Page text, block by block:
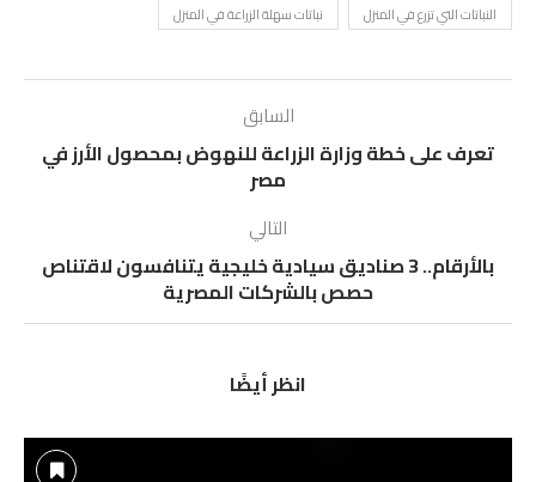
النباتات التي تزرع في المنزل نباتات سهلة الزراعة في المنزل
السابق
تعرف على خطة وزارة الزراعة للنهوض بمحصول الأرز في
مصر
التالي
بالأرقام.. 3 صناديق سيادية خليجية يتنافسون لاقتناص
حصص بالشركات المصرية
انظر أيضًا